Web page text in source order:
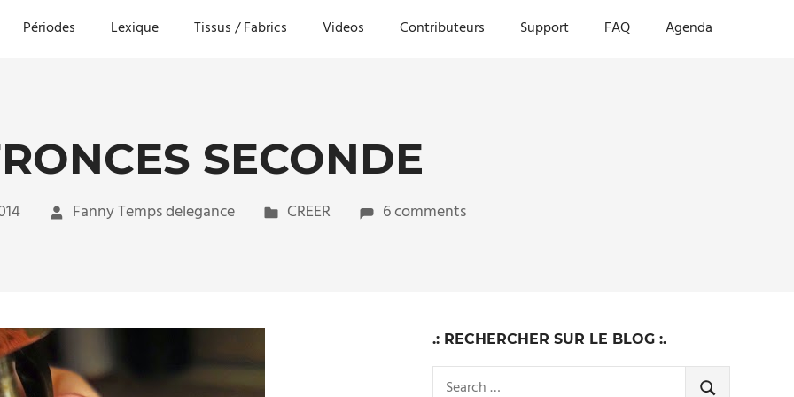
Périodes Lexique Tissus / Fabrics Videos Contributeurs Support FAQ Agenda
SECONDE
Fanny Temps delegance CREER 6 comments
.: RECHERCHER SUR LE BLOG :.